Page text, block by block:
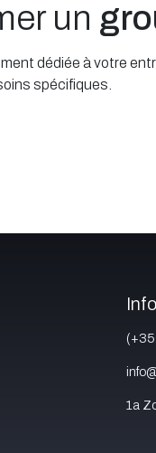
un
dédiée à votre
spécifiques.
1a